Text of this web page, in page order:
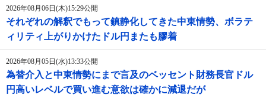
2026年08月06日(木)15:29公開
それぞれの解釈でもって鎮静化してきた中東情勢、ボラテ
ィリティ上がりかけたドル円またも膠着
2026年08月05日(水)13:33公開
為替介入と中東情勢にまで言及のベッセント財務長官ドル
円高いレベルで買い進む意欲は確かに減退だが